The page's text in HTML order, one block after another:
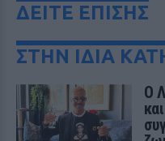
ΔΕΙΤΕ ΕΠΙΣΗΣ
ΣΤΗΝ ΙΔΙΑ
Ο